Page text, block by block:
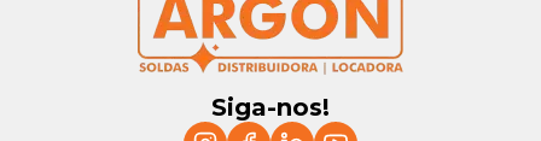
Siga-nos!